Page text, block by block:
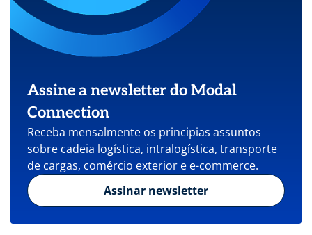
Assine a newsletter do Modal
Connection
Receba mensalmente os principias assuntos
sobre cadeia logística, intralogística, transporte
de cargas, comércio exterior e e-commerce.
Assinar newsletter